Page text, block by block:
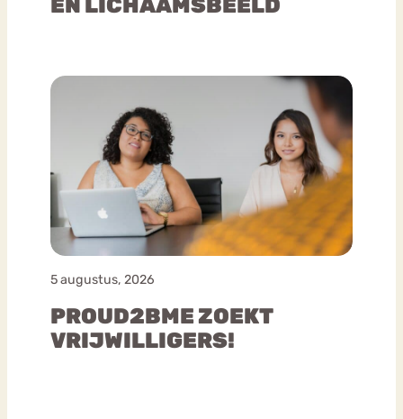
EN LICHAAMSBEELD
5 augustus, 2026
PROUD2BME ZOEKT
VRIJWILLIGERS!